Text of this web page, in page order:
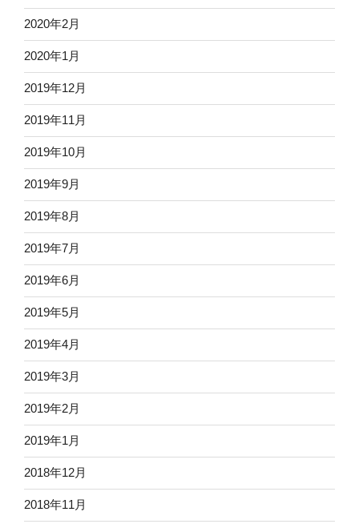
2020年2月
2020年1月
2019年12月
2019年11月
2019年10月
2019年9月
2019年8月
2019年7月
2019年6月
2019年5月
2019年4月
2019年3月
2019年2月
2019年1月
2018年12月
2018年11月